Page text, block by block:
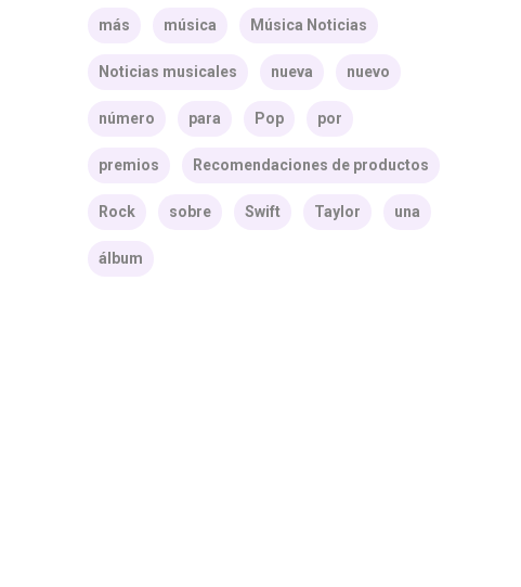
más música Música Noticias
Noticias musicales nueva nuevo
número para Pop por
premios Recomendaciones de productos
Rock sobre Swift Taylor una
álbum